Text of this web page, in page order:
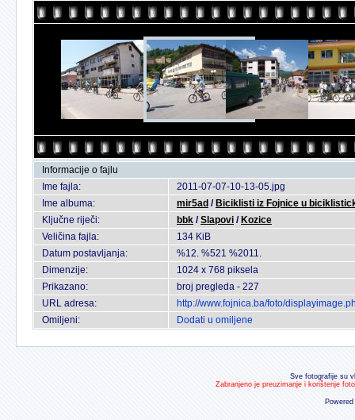
Informacije o fajlu
Ime fajla:
2011-07-07-10-13-05.jpg
Ime albuma:
mir5ad / Biciklisti iz Fojnice u
Ključne riječi:
bbk /Slapovi / Kozice
Veličina fajla:
134 KiB
Datum postavljanja:
%12. %521 %2011.
Dimenzije:
1024 x 768 piksela
Prikazano:
broj pregleda - 227
URL adresa:
http://www.fojnica.ba/foto/
Omiljeni:
Dodati u omiljene
Sve fotografije su
Zabranjeno je preuzimanje i korištenje